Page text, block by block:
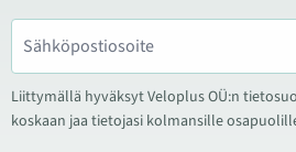
Liittymällä hyväksyt Veloplus OÜ:n
koskaan jaa tietojasi kolmansille